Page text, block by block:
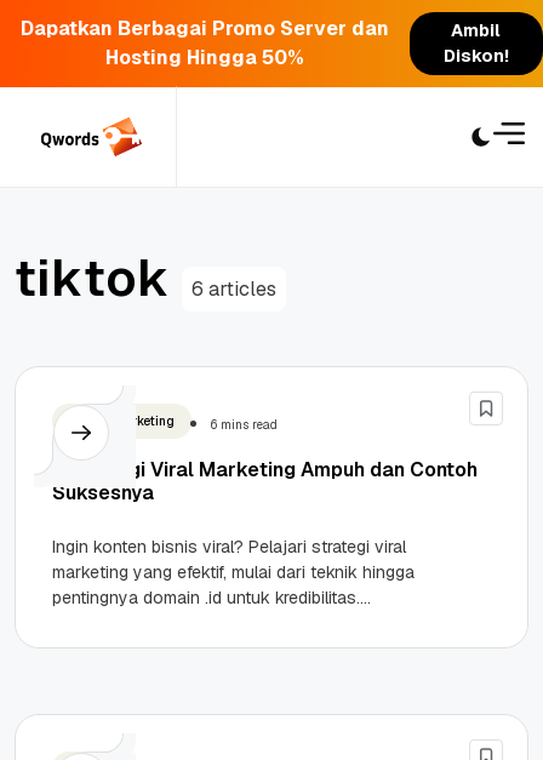
Dapatkan Berbagai Promo Server dan
Hosting Hingga 50%
Ambil
Diskon!
tiktok 6 articles
Digital Marketing 6 mins read
7 Strategi Viral Marketing Ampuh dan Contoh
Suksesnya
Ingin konten bisnis viral? Pelajari strategi viral
marketing yang efektif, mulai dari teknik hingga
pentingnya domain .id untuk kredibilitas.